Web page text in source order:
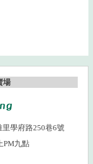
場
學府路250巷6號
PM九點